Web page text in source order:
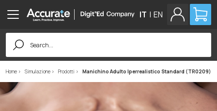
IT | EN
Search
for:
Home Simulazione Prodotti Manichino Adulto Iperrealistico Standard (TR0209)